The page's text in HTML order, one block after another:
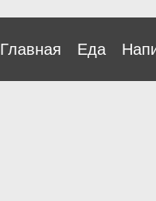
Главная Еда